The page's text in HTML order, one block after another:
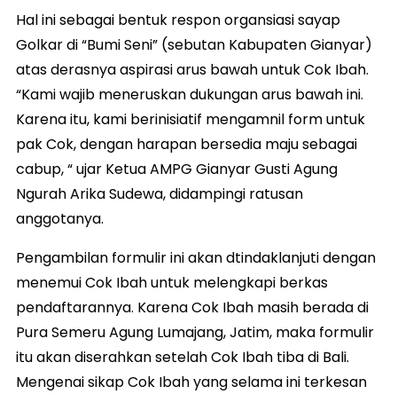
Hal ini sebagai bentuk respon organsiasi sayap
Golkar di “Bumi Seni” (sebutan Kabupaten Gianyar)
atas derasnya aspirasi arus bawah untuk Cok Ibah.
“Kami wajib meneruskan dukungan arus bawah ini.
Karena itu, kami berinisiatif mengamnil form untuk
pak Cok, dengan harapan bersedia maju sebagai
cabup, “ ujar Ketua AMPG Gianyar Gusti Agung
Ngurah Arika Sudewa, didampingi ratusan
anggotanya.
Pengambilan formulir ini akan dtindaklanjuti dengan
menemui Cok Ibah untuk melengkapi berkas
pendaftarannya. Karena Cok Ibah masih berada di
Pura Semeru Agung Lumajang, Jatim, maka formulir
itu akan diserahkan setelah Cok Ibah tiba di Bali.
Mengenai sikap Cok Ibah yang selama ini terkesan